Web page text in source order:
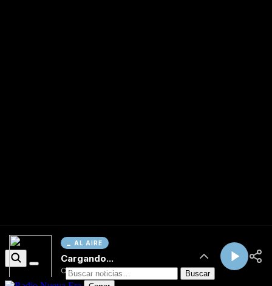
AL AIRE
Cargando...
Conectando...